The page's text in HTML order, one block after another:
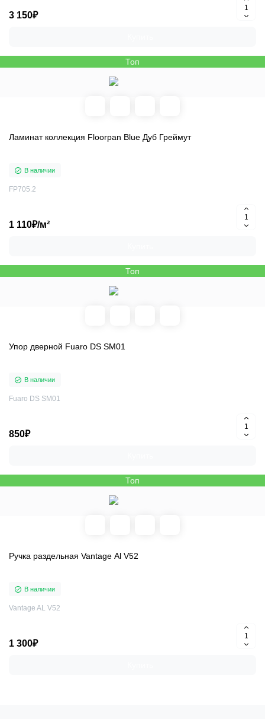
3 150₽
Топ
Ламинат коллекция Floorpan Blue Дуб Греймут
В наличии
FP705.2
1 110₽/м²
Топ
Упор дверной Fuaro DS SM01
В наличии
Fuaro DS SM01
850₽
Топ
Ручка раздельная Vantage Al V52
В наличии
Vantage AL V52
1 300₽